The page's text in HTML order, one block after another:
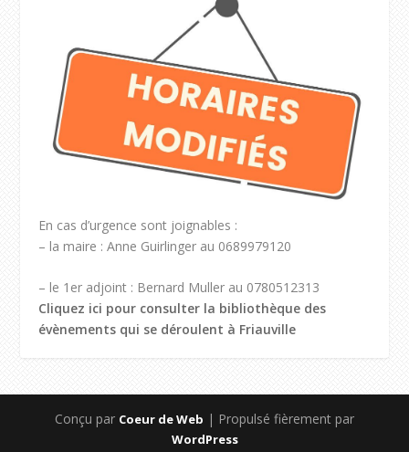
En cas d’urgence sont joignables :
– la maire : Anne Guirlinger au 0689979120
– le 1er adjoint : Bernard Muller au 0780512313
Cliquez ici pour consulter la bibliothèque des
évènements qui se déroulent à Friauville
Conçu par Coeur de Web | Propulsé fièrement par
WordPress